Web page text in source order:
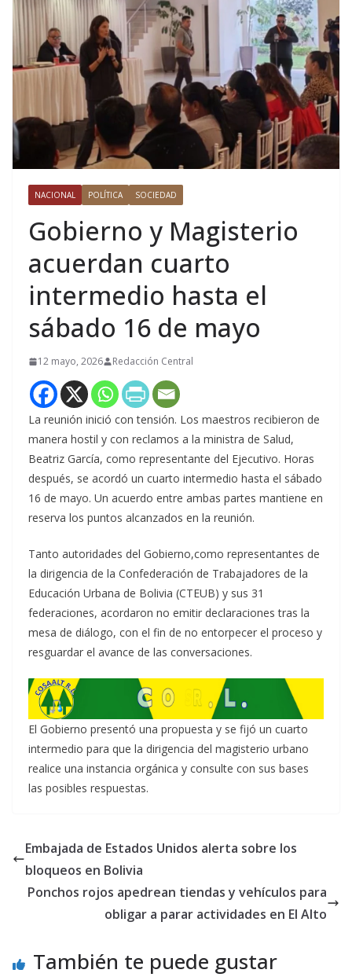
NACIONAL POLÍTICA SOCIEDAD
Gobierno y Magisterio
acuerdan cuarto
intermedio hasta el
sábado 16 de mayo
12 mayo, 2026 Redacción Central
La reunión inició con tensión. Los maestros recibieron de
manera hostil y con reclamos a la ministra de Salud,
Beatriz García, como representante del Ejecutivo. Horas
después, se acordó un cuarto intermedio hasta el sábado
16 de mayo. Un acuerdo entre ambas partes mantiene en
reserva los puntos alcanzados en la reunión.
Tanto autoridades del Gobierno,como representantes de
la dirigencia de la Confederación de Trabajadores de la
Educación Urbana de Bolivia (CTEUB) y sus 31
federaciones, acordaron no emitir declaraciones tras la
mesa de diálogo, con el fin de no entorpecer el proceso y
resguardar el avance de las conversaciones.
El Gobierno presentó una propuesta y se fijó un cuarto
intermedio para que la dirigencia del magisterio urbano
realice una instancia orgánica y consulte con sus bases
las posibles respuestas.
Embajada de Estados Unidos alerta sobre los
bloqueos en Bolivia
Ponchos rojos apedrean tiendas y vehículos para
obligar a parar actividades en El Alto
También te puede gustar